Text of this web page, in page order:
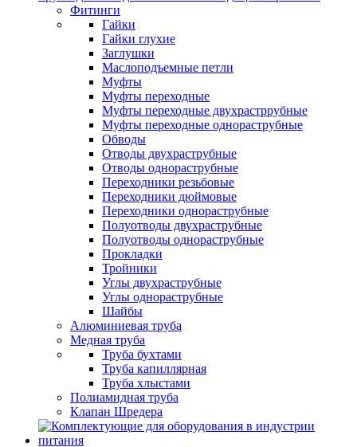
Фитинги
Гайки
Гайки глухие
Заглушки
Маслоподъемные петли
Муфты
Муфты переходные
Муфты переходные двухрастррубные
Муфты переходные однораструбные
Обводы
Отводы двухраструбные
Отводы однораструбные
Переходники резьбовые
Переходники дюймовые
Переходники однораструбные
Полуотводы двухраструбные
Полуотводы однораструбные
Прокладки
Тройники
Углы двухраструбные
Углы однораструбные
Шайбы
Алюминиевая труба
Медная труба
Труба бухтами
Труба капиллярная
Труба хлыстами
Полиамидная труба
Клапан Шредера